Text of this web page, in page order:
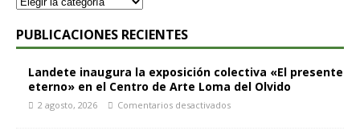
PUBLICACIONES RECIENTES
Landete inaugura la exposición colectiva «El presente
eterno» en el Centro de Arte Loma del Olvido
2 agosto, 2026 Comentarios desactivados